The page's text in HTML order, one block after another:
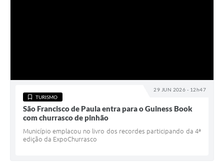
29 JUN 2026 - 12h47
TURISMO
São Francisco de Paula entra para o Guiness Book
com churrasco de pinhão
Município emplacou no livro dos recordes participando da 4ª
edição da ExpoChurrasco